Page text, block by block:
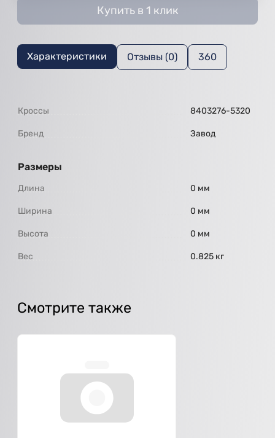
Купить в 1 клик
Характеристики Отзывы (0) 360
Кроссы 8403276-5320
Бренд Завод
Размеры
Длина 0 мм
Ширина 0 мм
Высота 0 мм
Вес 0.825 кг
Смотрите также